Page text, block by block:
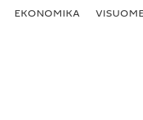
EKONOMIKA